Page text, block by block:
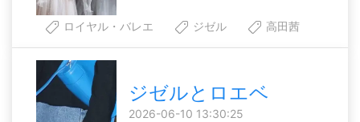
ロイヤル・バレエ ジゼル 高田茜
ジゼルとロエベ
2026-06-10 13:30:25